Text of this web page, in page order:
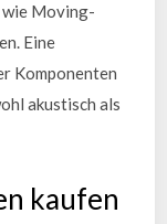
wie Moving-
Eine
Komponenten
akustisch als
kaufen